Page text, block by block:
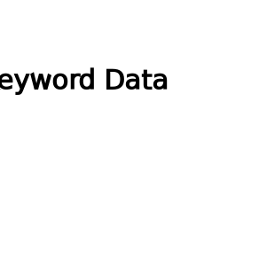
Data